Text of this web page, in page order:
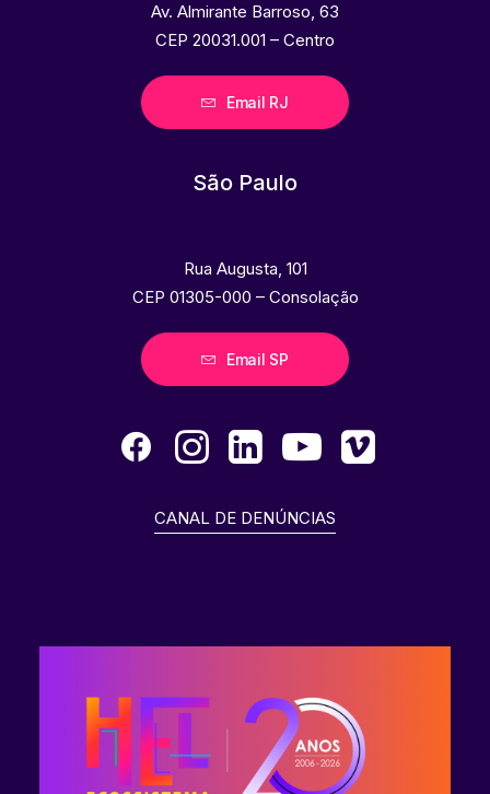
Av. Almirante Barroso, 63
CEP 20031.001 – Centro
Email RJ
São Paulo
Rua Augusta, 101
CEP 01305-000 – Consolação
Email SP
CANAL DE DENÚNCIAS